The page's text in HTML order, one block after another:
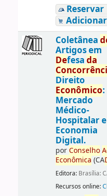
Reservar
Coletânea
Artigos em
Defesa da
Direito
Econômico:
Mercado
Médico-
Hospitalar e
Economia
Digital.
porConselho
Econômica (CA
Editora: Brasília:
Recursos online: